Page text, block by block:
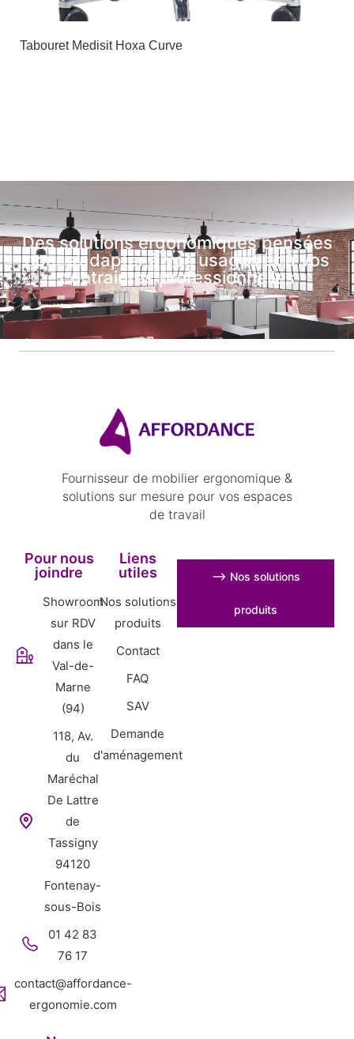
Tabouret Medisit Hoxa Curve
Des solutions ergonomiques pensées
pour s’adapter à vos usages et à vos
contraintes professionnelles
Fournisseur de mobilier ergonomique &
solutions sur mesure pour vos espaces
de travail
Pour nous
joindre
Showroom
sur RDV
dans le
Val-de-
Marne
(94)
118, Av.
du
Maréchal
De Lattre
de
Tassigny
94120
Fontenay-
sous-Bois
01 42 83
76 17
contact@affordance-
ergonomie.com
Liens
utiles
Nos solutions
produits
Contact
FAQ
SAV
Demande
d'aménagement
⟶ Nos solutions
produits